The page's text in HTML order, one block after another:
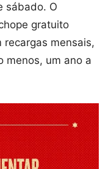
sábado. O
gratuito
mensais,
menos, um ano a